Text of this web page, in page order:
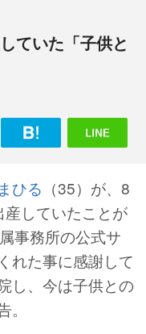
ていた「子供と
ひる （35）が、8
産していたことが
事務所の公式サ
れた事に感謝して
し、今は子供との